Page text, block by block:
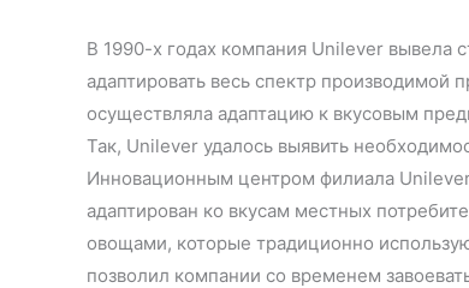
В 1990-х годах компания Unilever вывела
адаптировать весь спектр производимой
осуществляла адаптацию к вкусовым
Так, Unilever удалось выявить
Инновационным центром филиала
адаптирован ко вкусам местных
овощами, которые традиционно
позволил компании со временем